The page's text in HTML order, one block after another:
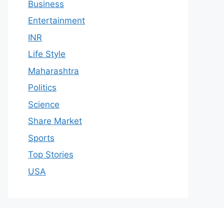
Business
Entertainment
INR
Life Style
Maharashtra
Politics
Science
Share Market
Sports
Top Stories
USA